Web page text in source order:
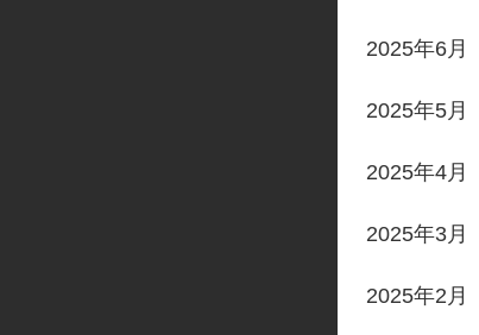
2025年6月
2025年5月
2025年4月
2025年3月
2025年2月